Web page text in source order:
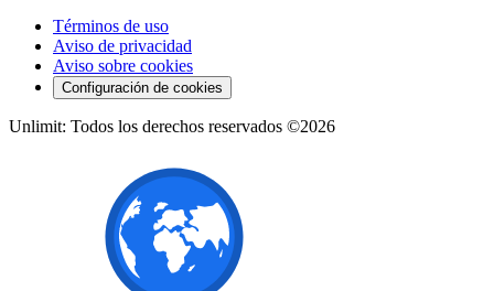
Términos de uso
Aviso de privacidad
Aviso sobre cookies
Configuración de cookies
Unlimit: Todos los derechos reservados ©2026